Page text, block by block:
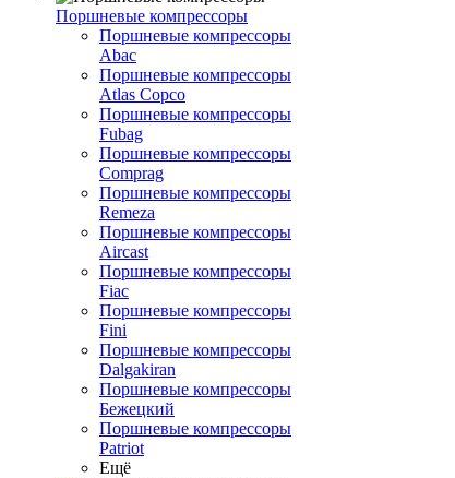
Поршневые компрессоры
Поршневые компрессоры
Abac
Поршневые компрессоры
Atlas Copco
Поршневые компрессоры
Fubag
Поршневые компрессоры
Comprag
Поршневые компрессоры
Remeza
Поршневые компрессоры
Aircast
Поршневые компрессоры
Fiac
Поршневые компрессоры
Fini
Поршневые компрессоры
Dalgakiran
Поршневые компрессоры
Бежецкий
Поршневые компрессоры
Patriot
Ещё